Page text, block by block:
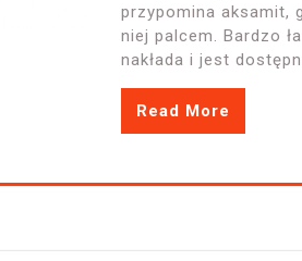
przypomina aksamit,
niej palcem. Bardzo
nakłada i jest
Read More